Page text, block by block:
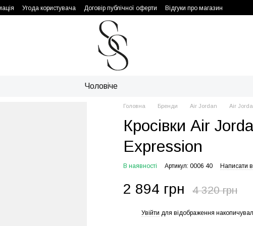
Угода користувача Договір публічної оферти Відгуки про магазин
Чоловіче
Головна Бренди Air Jordan Air
Кросівки Air
Expression
В наявності Артикул: 0006 40 Написати
2 894 грн 4 320 грн
Увійти для відображення